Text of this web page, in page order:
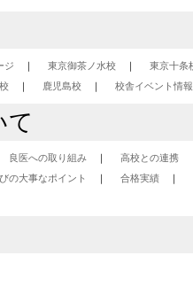
ジ 東京御茶ノ水校
東京十条
鹿児島校 校舎イベント情報
て
良医への取り組み
高校との連携
の大事なポイント
合格実績